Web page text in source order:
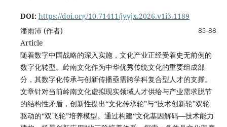
DOI: https://doi.org/10.71411/jyyjx.2026.v1i3.1189
85-88
潘雨沛 (作者)
Article
随着数字中国战略的深入实施，文化产业正经受着史无前例的
数字化转型。岭南文化作为中华优秀传统文化的重要组成部
分，其数字化传承与创新传播亟需跨学科复合型人才的支撑。
文章针对当前岭南文化虚拟现实领域人才供给与产业需求脱节
的结构性矛盾，创新性提出“文化传承轮”与“技术创新轮”双轮
驱动的“双飞轮”培养模型。通过构建“文化基因解码—技术能力